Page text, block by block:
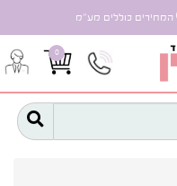
המחירים כוללים מע״מ
0